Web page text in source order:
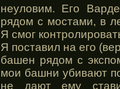
неуловим. Его
рядом с мостами, в
Я смог
Я поставил на его
башен рядом с
мои башни убивают
не дают ему